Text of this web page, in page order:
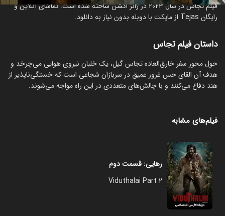
فیلم تجاس در سال 2023 در ژانر اکشن ساخته شده است. تماشای آنلاین و
رایگان Tejas از مایکت با دوبله بدون نیاز به دانلود.
داستان فیلم تجاس
حول محور سفر خارق‌العاده تجاس گیل، یک خلبان نیروی هوایی می‌چرخد و
هدف آن القای حس غرور عمیق در سربازان شجاعی است که خستگی‌ناپذیر از
هند دفاع می‌کنند و با چالش‌های متعددی در این راه مواجه می‌شوند.
فیلم‌های مشابه
رهایی: قسمت دوم
Viduthalai Part 2